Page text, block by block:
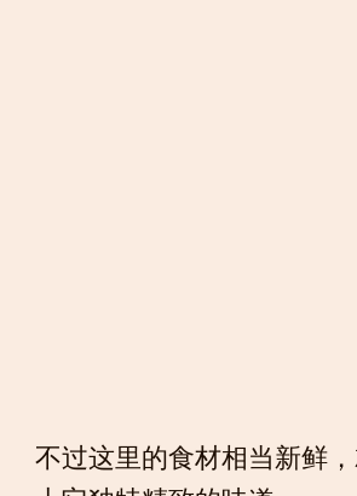
不过这里的食材相当新鲜